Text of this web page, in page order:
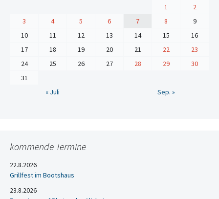
1
2
3
4 5 6 7 8
9
10
11 12 13 14 15
16
17
18 19 20 21 22
23
24
25 26 27 28 29
30
31
« Juli
Sep. »
kommende Termine
22.8.2026
Grillfest im Bootshaus
23.8.2026